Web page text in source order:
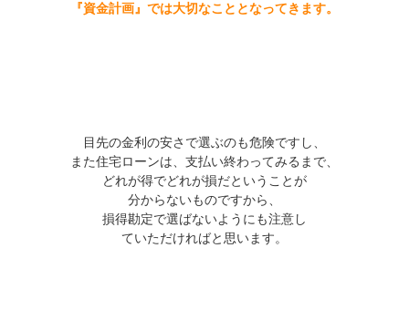
『資金計画』では大切なこととなってきます。
目先の金利の安さで選ぶのも危険ですし、
また住宅ローンは、支払い終わってみるまで、
どれが得でどれが損だということが
分からないものですから、
損得勘定で選ばないようにも注意し
ていただければと思います。